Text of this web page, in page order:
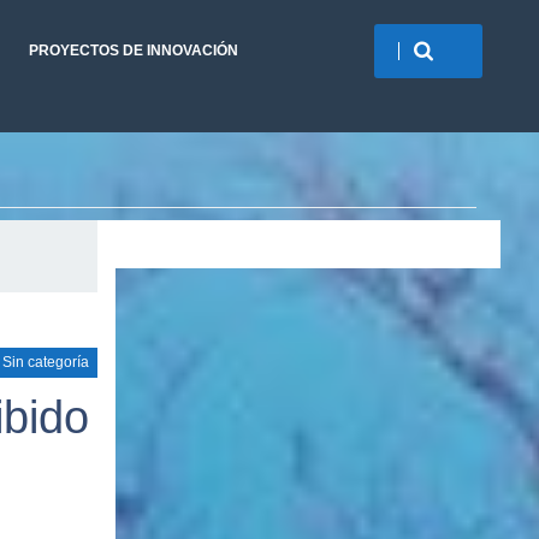
PROYECTOS DE INNOVACIÓN
Sin categoría